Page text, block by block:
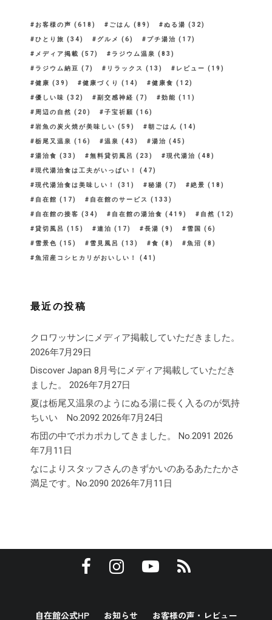
お客様の声 (618) ごはん (89) ぬる湯 (32)
ひとり旅 (34) グルメ (6) プチ湯治 (17)
メディア掲載 (57) ラジウム温泉 (83)
ラジウム納豆 (7) リラックス (13) レビュー (19)
健康 (39) 健康づくり (14) 健康食 (12)
優しい味 (32) 副交感神経 (7) 効能 (11)
周辺の自然 (20) 子宝祈願 (16)
岩魚の炭火焼が美味しい (59) 朝ごはん (14)
栃尾又温泉 (16) 温泉 (43) 湯治 (45)
湯治食 (33) 無料貸切風呂 (23) 現代湯治 (48)
現代湯治食は工夫がいっぱい！ (47)
現代湯治食は美味しい！ (31) 秘湯 (7) 絶景 (18)
自在館 (17) 自在館のサービス (133)
自在館の接客 (34) 自在館の湯治食 (419) 自然 (12)
貸切風呂 (15) 連泊 (17) 長湯 (9) 雪国 (6)
雪景色 (15) 雪見風呂 (13) 食 (8) 魚沼 (8)
魚沼産コシヒカリがおいしい！ (41)
最近の投稿
クロワッサンにメディア掲載していただきました。
2026年7月29日
Discover Japan 8月号にメディア掲載していただき
ました。
2026年7月27日
夏は栃尾又温泉のようにぬる湯に長く入るのが気持
ちいい No.2092 2026年7月24日
布団の中でポカポカしてきました。 No.2091 2026
年7月11日
なによりスタッフさんのきずかいのあるあたたかさ
満足です。No.2090 2026年7月11日
自在館公式HP お知らせ お客様の声・レビュー